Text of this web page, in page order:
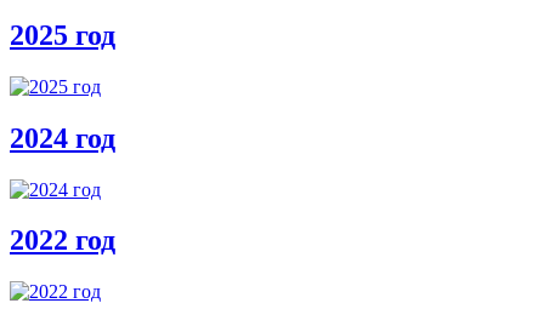
2025 год
2024 год
2022 год